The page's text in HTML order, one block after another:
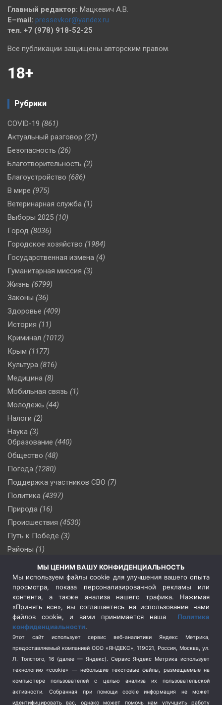
Главный редактор: Мацкевич А.В.
E–mail: pressevkor@yandex.ru
тел. +7 (978) 918-52-25
Все публикации защищены авторским правом.
18+
Рубрики
COVID-19 (861)
Актуальный разговор (21)
Безопасность (26)
Благотворительность (2)
Благоустройство (686)
В мире (975)
Ветеринарная служба (1)
Выборы 2025 (10)
Город (8036)
Городское хозяйство (1984)
Государственная измена (4)
Гуманитарная миссия (3)
Жизнь (6799)
Законы (36)
Здоровье (409)
История (11)
Криминал (1012)
Крым (1177)
Культура (816)
Медицина (8)
Мобильная связь (1)
Молодежь (44)
Налоги (2)
Наука (3)
Образование (440)
Общество (48)
Погода (1280)
Поддержка участников СВО (7)
Политика (4397)
Природа (16)
Происшествия (4530)
Путь к Победе (3)
Районы (1)
(510)
Сельское хозяйство (3)
Социальная политика
(3)
Спецоперация в Украине
Спецоперация на Украине
(404)
Спорт (740)
Терроризм (1)
Транспорт (262)
Туризм (178)
МЫ ЦЕНИМ ВАШУ КОНФИДЕНЦИАЛЬНОСТЬ
Мы используем файлы cookie для улучшения вашего опыта
просмотра, показа персонализированной рекламы или
контента, а также анализа нашего трафика. Нажимая
«Принять все», вы соглашаетесь на использование нами
файлов cookie, и вами принимается наша Политика
конфиденциальности.
Этот сайт использует сервис веб-аналитики Яндекс Метрика,
предоставляемый компанией ООО «ЯНДЕКС», 119021, Россия, Москва, ул.
Л. Толстого, 16 (далее — Яндекс). Сервис Яндекс Метрика использует
технологию «cookie» — небольшие текстовые файлы, размещаемые на
компьютере пользователей с целью анализа их пользовательской
активности.
Собранная при помощи cookie информация не может
идентифицировать вас, однако может помочь нам улучшить работу